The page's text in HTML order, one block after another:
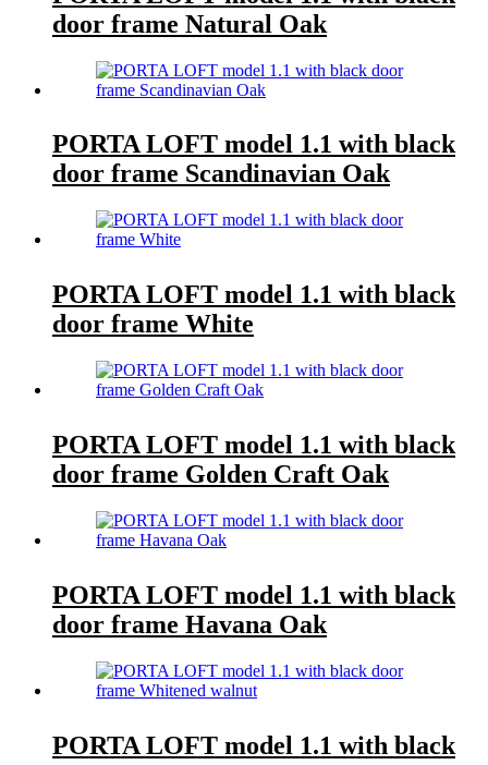
door frame Natural Oak
PORTA LOFT model 1.1 with black
door frame Scandinavian Oak
PORTA LOFT model 1.1 with black
door frame White
PORTA LOFT model 1.1 with black
door frame Golden Craft Oak
PORTA LOFT model 1.1 with black
door frame Havana Oak
PORTA LOFT model 1.1 with black